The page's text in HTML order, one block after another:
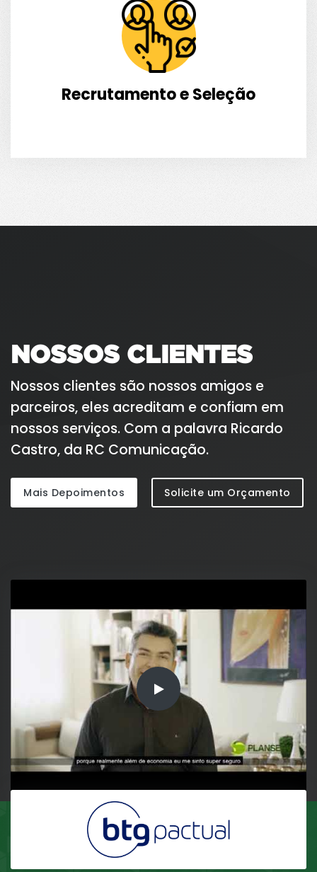
Recrutamento e Seleção
NOSSOS CLIENTES
Nossos clientes são nossos amigos e
parceiros, eles acreditam e confiam em
nossos serviços. Com a palavra Ricardo
Castro, da RC Comunicação.
Mais Depoimentos Solicite um Orçamento